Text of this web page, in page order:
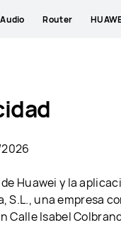
Audio Router
Huawei y la
S.L., una empresa
Calle Isabel